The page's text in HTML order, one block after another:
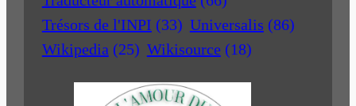
Trésors de l'INPI (33) Universalis (86)
Wikipedia (25) Wikisource (18)